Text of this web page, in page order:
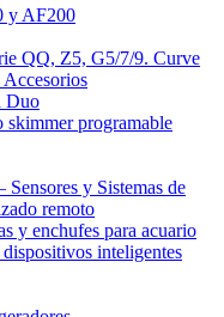
y AF200
QQ, Z5, G5/7/9. Curve
Duo
skimmer programable
Sensores y Sistemas de
remoto
y enchufes para acuario
dispositivos inteligentes